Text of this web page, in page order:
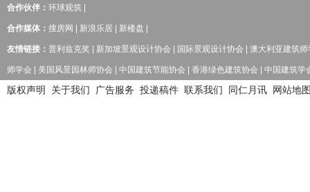
合作伙伴： 环球观筑
合作媒体： 搜房网 新浪乐居 新楼盘
友情链接： 普利兹克奖 新加坡景观设计协会 国际景观设计协会 澳大利亚建筑师
师学会 美国风景园林师协会 中国建筑节能协会 香港绿色建筑协会 中国建筑学
版权声明 关于我们 广告服务 投递稿件 联系我们 同仁月讯 网站地